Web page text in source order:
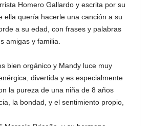
Homero Gallardo y escrita por su
ella quería hacerle una canción a su
a su edad, con frases y palabras
amigas y familia.
bien orgánico y Mandy luce muy
divertida y es especialmente
la pureza de una niña de 8 años
la bondad, y el sentimiento propio,